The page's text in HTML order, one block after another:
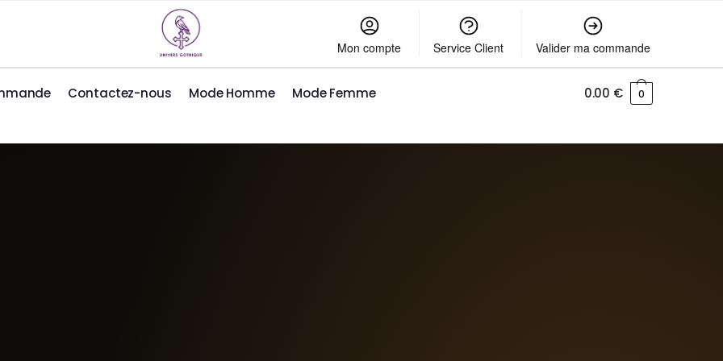
Mon compte Service Client Valider ma commande
Contactez-nous Mode Homme Mode Femme 0.00 € 0